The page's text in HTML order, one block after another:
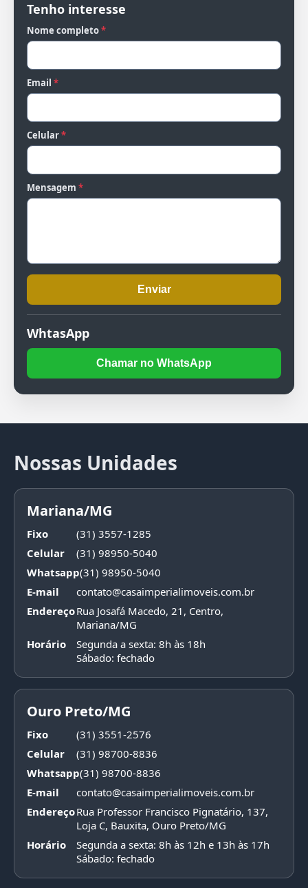
Tenho interesse
Nome completo*
Email *
Celular*
Mensagem *
Enviar
WhtasApp
Chamar no WhatsApp
Nossas Unidades
Mariana/MG
Fixo
(31) 3557-1285
Celular
(31) 98950-5040
Whatsapp(31) 98950-5040
E-mail
contato@casaimperialimoveis.com.br
EndereçoRua Josafá Macedo, 21, Centro,
Mariana/MG
Horário
Segunda a sexta: 8h às 18h
Sábado: fechado
Ouro Preto/MG
Fixo
(31) 3551-2576
Celular
(31) 98700-8836
Whatsapp(31) 98700-8836
E-mail
contato@casaimperialimoveis.com.br
EndereçoRua Professor Francisco Pignatário, 137,
Loja C, Bauxita, Ouro Preto/MG
Horário
Segunda a sexta: 8h às 12h e 13h às 17h
Sábado: fechado